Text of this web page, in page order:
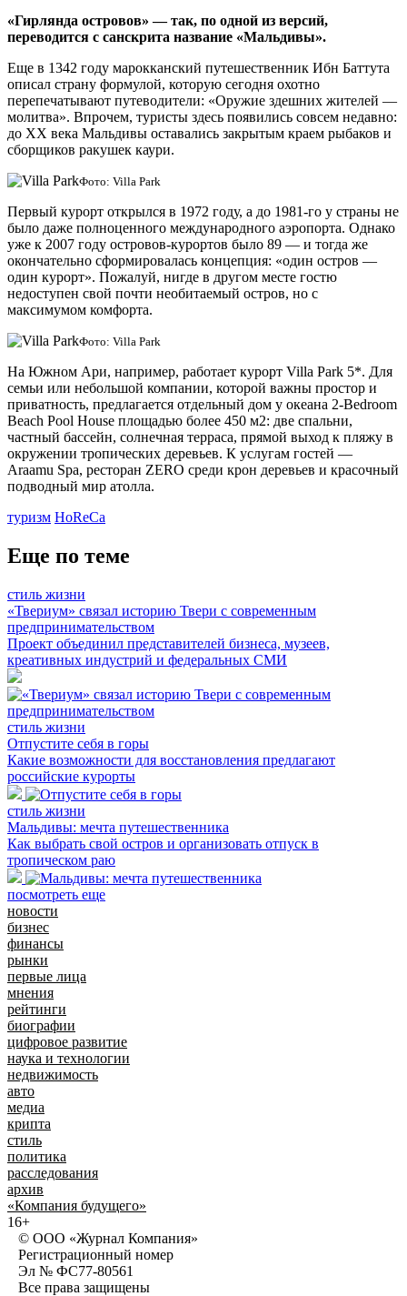
«Гирлянда островов» — так, по одной из версий,
переводится с санскрита название «Мальдивы».
Еще в 1342 году марокканский путешественник Ибн Баттута
описал страну формулой, которую сегодня охотно
перепечатывают путеводители: «Оружие здешних жителей —
молитва». Впрочем, туристы здесь появились совсем недавно:
до XX века Мальдивы оставались закрытым краем рыбаков и
сборщиков ракушек каури.
Фото: Villa Park
Первый курорт открылся в 1972 году, а до 1981-го у страны не
было даже полноценного международного аэропорта. Однако
уже к 2007 году островов-курортов было 89 — и тогда же
окончательно сформировалась концепция: «один остров —
один курорт». Пожалуй, нигде в другом месте гостю
недоступен свой почти необитаемый остров, но с
максимумом комфорта.
Фото: Villa Park
На Южном Ари, например, работает курорт Villa Park 5*. Для
семьи или небольшой компании, которой важны простор и
приватность, предлагается отдельный дом у океана 2-Bedroom
Beach Pool House площадью более 450 м2: две спальни,
частный бассейн, солнечная терраса, прямой выход к пляжу в
окружении тропических деревьев. К услугам гостей —
Araamu Spa, ресторан ZERO среди крон деревьев и красочный
подводный мир атолла.
туризм HoReCa
Еще по теме
стиль жизни
«Твериум» связал историю Твери с современным
предпринимательством
Проект объединил представителей бизнеса, музеев,
креативных индустрий и федеральных СМИ
стиль жизни
Отпустите себя в горы
Какие возможности для восстановления предлагают
российские курорты
стиль жизни
Мальдивы: мечта путешественника
Как выбрать свой остров и организовать отпуск в
тропическом раю
посмотреть еще
новости
бизнес
финансы
рынки
первые лица
мнения
рейтинги
биографии
цифровое развитие
наука и технологии
недвижимость
авто
медиа
крипта
стиль
политика
расследования
архив
«Компания будущего»
16+
© ООО «Журнал Компания»
Регистрационный номер
Эл № ФС77-80561
Все права защищены